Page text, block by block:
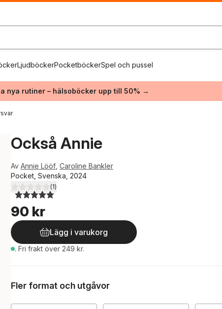
LjudböckerPocketböckerSpel och pussel
nya rutiner – hälsoböcker upp till 50% →
Också Annie
Av Annie Lööf Caroline Bankler
Pocket, Svenska, 2024
5,0utav 5 stjärnor. Totalt antal röster:
(1)
90 kr
Lägg i varukorg
. Fri frakt över 249 kr.
Fler format och utgåvor